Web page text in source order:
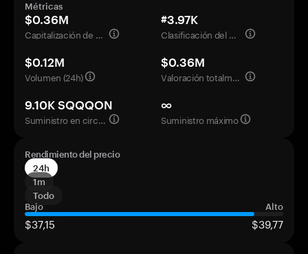
Métricas
$0.36M
Capitalización de mercado
#3.97K
Clasificación del mercado
$0.12M
Volumen (24h)
$0.36M
Valoración totalmente diluida
9.10K SQQQON
Suministro en circulación
∞
Suministro máximo
Rendimiento del precio
24h
1m
Todo
Bajo
Alto
$37,15 $39,77